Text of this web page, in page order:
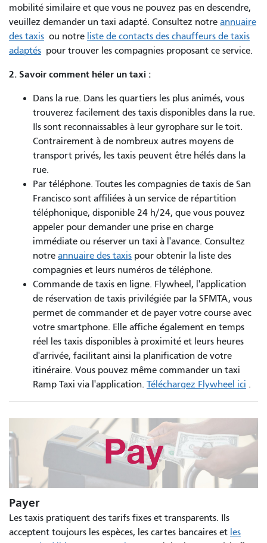
mobilité similaire et que vous ne pouvez pas en descendre,
veuillez demander un taxi adapté. Consultez notre annuaire
des taxis ou notre liste de contacts des chauffeurs de taxis
adaptés pour trouver les compagnies proposant ce service.
2. Savoir comment héler un taxi :
Dans la rue. Dans les quartiers les plus animés, vous
trouverez facilement des taxis disponibles dans la rue.
Ils sont reconnaissables à leur gyrophare sur le toit.
Contrairement à de nombreux autres moyens de
transport privés, les taxis peuvent être hélés dans la
rue.
Par téléphone. Toutes les compagnies de taxis de San
Francisco sont affiliées à un service de répartition
téléphonique, disponible 24 h/24, que vous pouvez
appeler pour demander une prise en charge
immédiate ou réserver un taxi à l'avance. Consultez
notre annuaire des taxis pour obtenir la liste des
compagnies et leurs numéros de téléphone.
Commande de taxis en ligne. Flywheel, l'application
de réservation de taxis privilégiée par la SFMTA, vous
permet de commander et de payer votre course avec
votre smartphone. Elle affiche également en temps
réel les taxis disponibles à proximité et leurs heures
d'arrivée, facilitant ainsi la planification de votre
itinéraire. Vous pouvez même commander un taxi
Ramp Taxi via l'application. Téléchargez Flywheel ici .
Payer
Les taxis pratiquent des tarifs fixes et transparents. Ils
acceptent toujours les espèces, les cartes bancaires et les